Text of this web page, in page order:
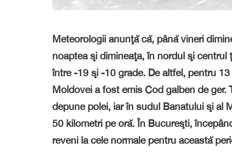
Meteorologii anunţă că, până vineri
noaptea şi dimineaţa, în nordul şi
între -19 şi -10 grade. De altfel, pentru
Moldovei a fost emis Cod galben de
depune polei, iar în sudul Banatului şi al
50 kilometri pe oră. În Bucureşti,
reveni la cele normale pentru această